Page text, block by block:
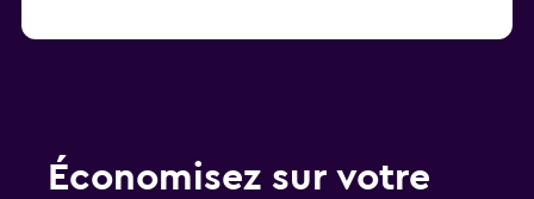
Économisez sur votre